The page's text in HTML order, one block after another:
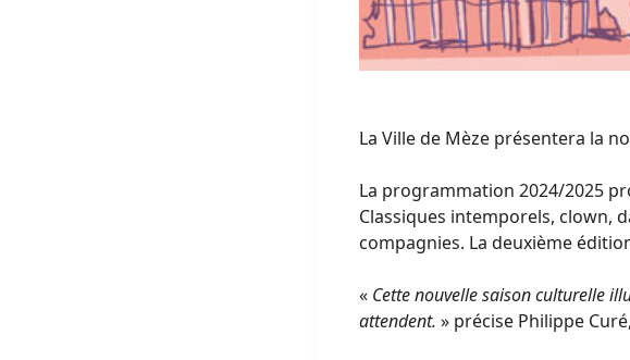
La Ville de Mèze présentera la
La programmation 2024/2025
Classiques intemporels, clown,
compagnies. La deuxième
« Cette nouvelle saison culturelle
attendent. » précise Philippe